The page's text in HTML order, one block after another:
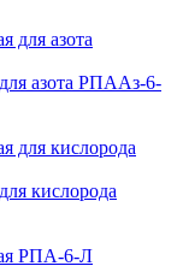
азота РПААз-6-
кислорода